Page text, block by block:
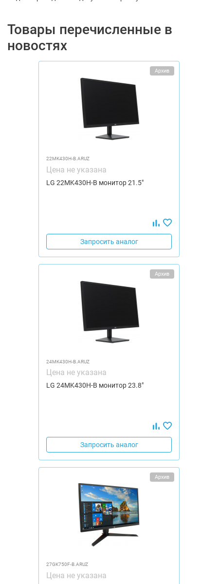
Товары перечисленные в
новостях
Архив
22MK430H-B.ARUZ
Цена не указана
LG 22MK430H-B монитор 21.5"
Запросить аналог
Архив
24MK430H-B.ARUZ
Цена не указана
LG 24MK430H-B монитор 23.8"
Запросить аналог
Архив
27GK750F-B.ARUZ
Цена не указана